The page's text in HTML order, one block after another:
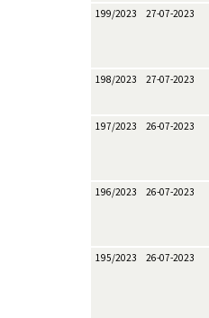
199/2023 27-07-2023
198/2023 27-07-2023
197/2023 26-07-2023
196/2023 26-07-2023
195/2023 26-07-2023